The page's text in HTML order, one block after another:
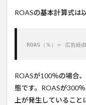
ROASの基本計算式は
ROAS（％）＝ 広告
ROASが100％の場合
態です。ROASが300
上が発生していること